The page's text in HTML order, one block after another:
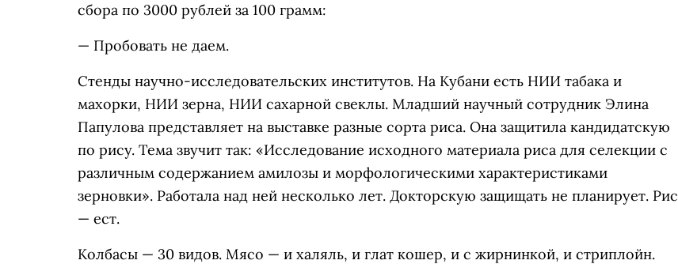
сбора по 3000 рублей за 100 грамм:
— Пробовать не даем.
Стенды научно-исследовательских институтов. На Кубани есть НИИ табака и
махорки, НИИ зерна, НИИ сахарной свеклы. Младший научный сотрудник Элина
Папулова представляет на выставке разные сорта риса. Она защитила кандидатскую
по рису. Тема звучит так: «Исследование исходного материала риса для селекции с
различным содержанием амилозы и морфологическими характеристиками
зерновки». Работала над ней несколько лет. Докторскую защищать не планирует. Рис
— ест.
Колбасы — 30 видов. Мясо — и халяль, и глат кошер, и с жирнинкой, и стриплойн.